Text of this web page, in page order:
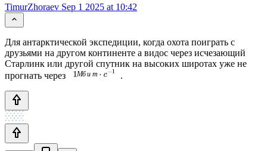
TimurZhoraev Sep 1 2025 at 10:42
Для антарктической экспедиции, когда охота поиграть с
друзьями на другом континенте а видос через исчезающий
Старлинк или другой спутник на высоких широтах уже не
прогнать через
.